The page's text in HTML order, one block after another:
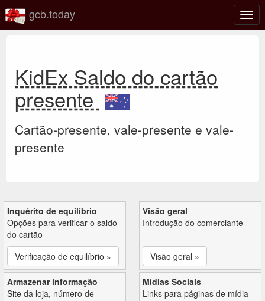
gcb.today
KidEx Saldo do cartão
presente
Cartão-presente, vale-presente e vale-
presente
Inquérito de equilíbrio
Opções para verificar o saldo
do cartão
Verificação de equilíbrio »
Visão geral
Introdução do comerciante
Visão geral »
Armazenar informação
Site da loja, número de
Mídias Sociais
Links para páginas de mídia